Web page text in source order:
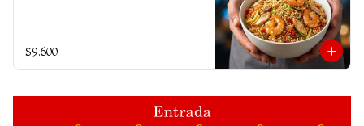
$9.600